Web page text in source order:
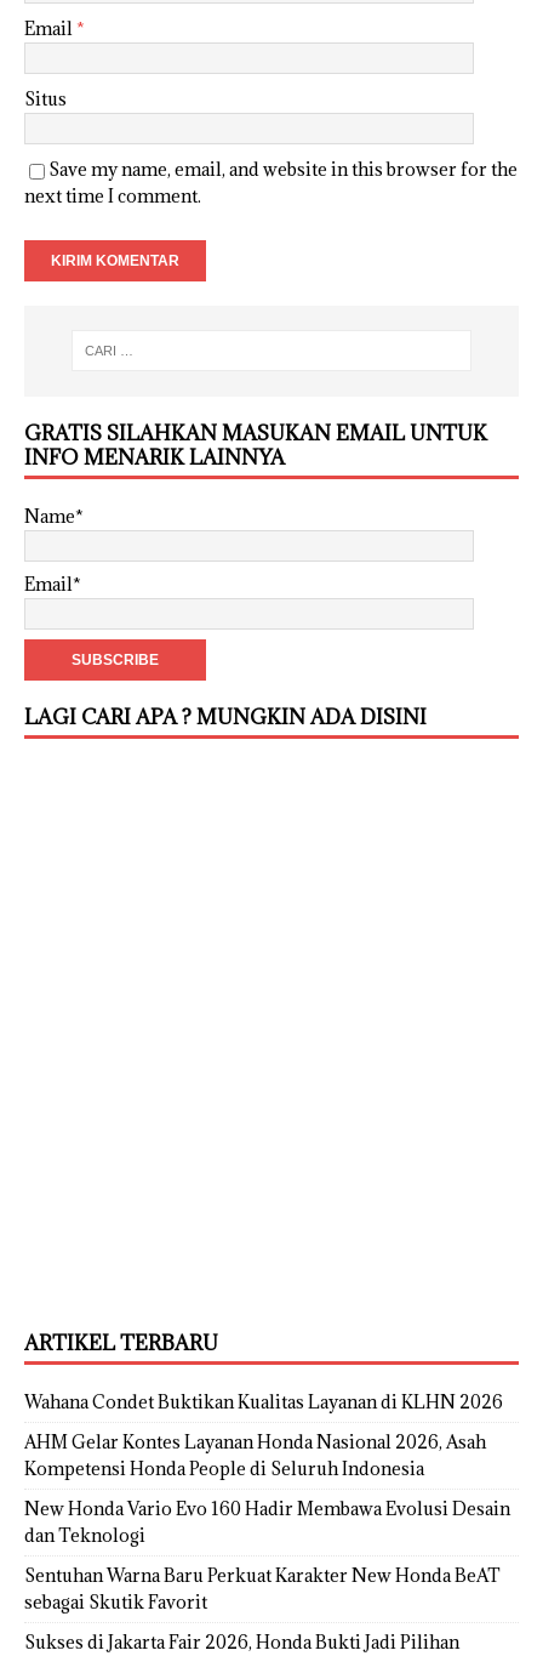
Email *
Situs
Save my name, email, and website in this browser for the
next time I comment.
GRATIS SILAHKAN MASUKAN EMAIL UNTUK
INFO MENARIK LAINNYA
Name*
Email*
LAGI CARI APA ? MUNGKIN ADA DISINI
ARTIKEL TERBARU
Wahana Condet Buktikan Kualitas Layanan di KLHN 2026
AHM Gelar Kontes Layanan Honda Nasional 2026, Asah
Kompetensi Honda People di Seluruh Indonesia
New Honda Vario Evo 160 Hadir Membawa Evolusi Desain
dan Teknologi
Sentuhan Warna Baru Perkuat Karakter New Honda BeAT
sebagai Skutik Favorit
Sukses di Jakarta Fair 2026, Honda Bukti Jadi Pilihan